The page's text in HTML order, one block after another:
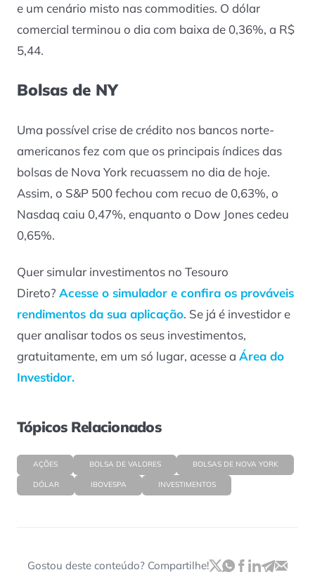
e um cenário misto nas commodities. O dólar
comercial terminou o dia com baixa de 0,36%, a R$
5,44.
Bolsas de NY
Uma possível crise de crédito nos bancos norte-
americanos fez com que os principais índices das
bolsas de Nova York recuassem no dia de hoje.
Assim, o S&P 500 fechou com recuo de 0,63%, o
Nasdaq caiu 0,47%, enquanto o Dow Jones cedeu
0,65%.
Quer simular investimentos no Tesouro
Direto? Acesse o simulador e confira os prováveis
rendimentos da sua aplicação. Se já é investidor e
quer analisar todos os seus investimentos,
gratuitamente, em um só lugar, acesse a Área do
Investidor.
Tópicos Relacionados
AÇÕES BOLSA DE VALORES BOLSAS DE NOVA YORK
DÓLAR IBOVESPA INVESTIMENTOS
Gostou deste conteúdo? Compartilhe!